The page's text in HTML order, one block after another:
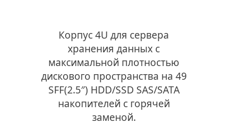
Корпус 4U для сервера
хранения данных с
максимальной плотностью
дискового пространства на 49
SFF(2.5″) HDD/SSD SAS/SATA
накопителей с горячей
заменой.